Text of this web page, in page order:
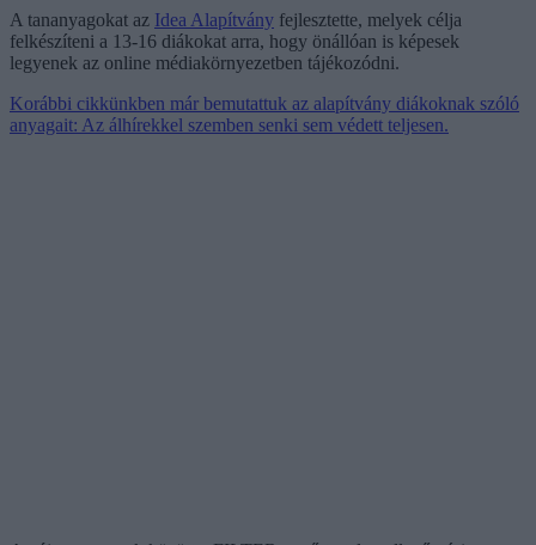
A tananyagokat az Idea Alapítvány fejlesztette, melyek célja
felkészíteni a 13-16 diákokat arra, hogy önállóan is képesek
legyenek az online médiakörnyezetben tájékozódni.
Korábbi cikkünkben már bemutattuk az alapítvány diákoknak szóló
anyagait: Az álhírekkel szemben senki sem védett teljesen.